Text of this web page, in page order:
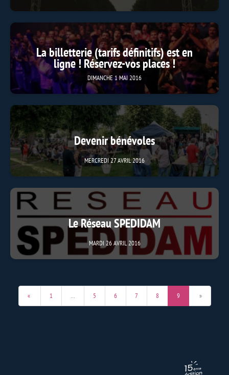
La billetterie (tarifs définitifs) est en
ligne ! Réservez-vos places !
DIMANCHE 1 MAI 2016
Devenir bénévoles
MERCREDI 27 AVRIL 2016
Le Réseau SPEDIDAM
MARDI 26 AVRIL 2016
« 1 … 5 6 7 8 9 »